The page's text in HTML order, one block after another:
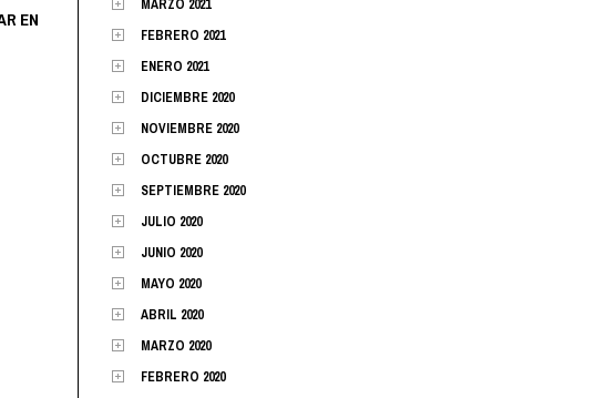
EN
MARZO 2021
FEBRERO 2021
ENERO 2021
DICIEMBRE 2020
NOVIEMBRE 2020
OCTUBRE 2020
SEPTIEMBRE 2020
JULIO 2020
JUNIO 2020
MAYO 2020
ABRIL 2020
MARZO 2020
FEBRERO 2020